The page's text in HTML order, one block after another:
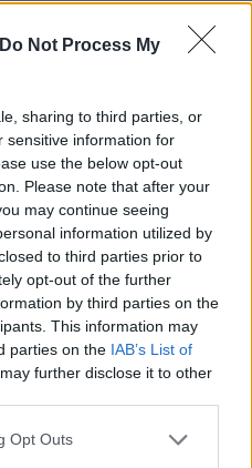
Do Not Process My
sharing to third parties, or
sensitive information for
use the below opt-out
Please note that after your
may continue seeing
information utilized by
to third parties prior to
opt-out of the further
by third parties on the
This information may
parties on the IAB’s List of
further disclose it to other
uses one or more Google
Opt Outs
dal
dall'alto.
successo economico
evidenziando
l’assistenza
una lente volutamente
toccando figure e luoghi
ungherese. Tra le
genero del Premier, la cui
come una straordinaria
al pubblico austriaco
di Orbán) e
sulla ricchezza e